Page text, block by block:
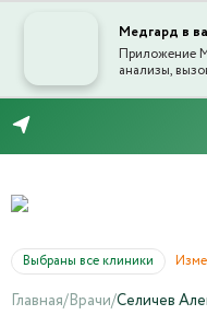
Медгард в
Приложение
анализы,
Выбраны все клиники
Главная/Врачи/Селичев